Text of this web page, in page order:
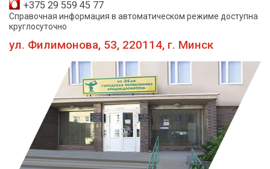
+375 29 559 45 77
Справочная информация в автоматическом режиме доступна
круглосуточно
ул. Филимонова, 53, 220114, г. Минск